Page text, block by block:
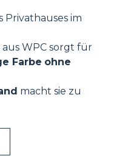
Privathauses im
WPC sorgt für
Farbe ohne
macht sie zu